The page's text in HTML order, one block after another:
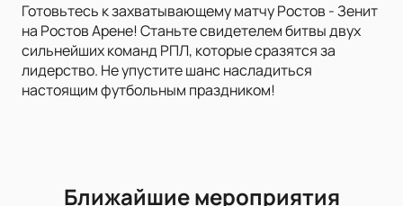
Готовьтесь к захватывающему матчу Ростов - Зенит
на Ростов Арене! Станьте свидетелем битвы двух
сильнейших команд РПЛ, которые сразятся за
лидерство. Не упустите шанс насладиться
настоящим футбольным праздником!
Ближайшие мероприятия